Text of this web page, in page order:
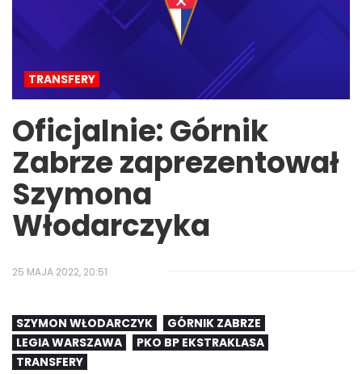
TRANSFERY
Oficjalnie: Górnik
Zabrze zaprezentował
Szymona
Włodarczyka
25 MAJA 2022, 20:51
SZYMON WŁODARCZYK
GÓRNIK ZABRZE
LEGIA WARSZAWA
PKO BP EKSTRAKLASA
TRANSFERY